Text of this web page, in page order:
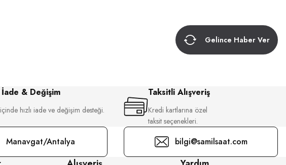
Gelince Haber Ver
& Değişim
hızlı iade ve değişim desteği.
Taksitli Alışveriş
Kredi kartlarına özel
taksit seçenekleri.
Manavgat/Antalya bilgi@samilsaat.com